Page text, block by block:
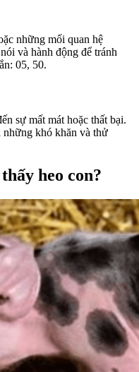
những mối quan hệ
và hành động để tránh
05, 50.
sự mất mát hoặc thất bại.
những khó khăn và thử
heo con?